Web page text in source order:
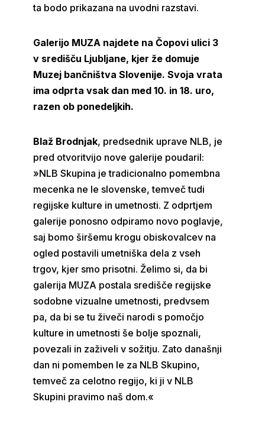
ta bodo prikazana na uvodni razstavi.
Galerijo MUZA najdete na Čopovi ulici 3
v središču Ljubljane, kjer že domuje
Muzej bančništva Slovenije. Svoja vrata
ima odprta vsak dan med 10. in 18. uro,
razen ob ponedeljkih.
Blaž Brodnjak, predsednik uprave NLB, je
pred otvoritvijo nove galerije poudaril:
»NLB Skupina je tradicionalno pomembna
mecenka ne le slovenske, temveč tudi
regijske kulture in umetnosti. Z odprtjem
galerije ponosno odpiramo novo poglavje,
saj bomo širšemu krogu obiskovalcev na
ogled postavili umetniška dela z vseh
trgov, kjer smo prisotni. Želimo si, da bi
galerija MUZA postala središče regijske
sodobne vizualne umetnosti, predvsem
pa, da bi se tu živeči narodi s pomočjo
kulture in umetnosti še bolje spoznali,
povezali in zaživeli v sožitju. Zato današnji
dan ni pomemben le za NLB Skupino,
temveč za celotno regijo, ki ji v NLB
Skupini pravimo naš dom.«